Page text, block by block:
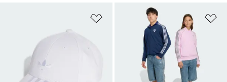
Adicionar à Lista de Desejos